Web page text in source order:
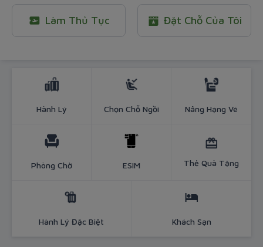
Làm Thủ Tục Đặt Chỗ Của Tôi
Hành Lý Chọn Chỗ Ngồi Nâng Hạng Vé
Phòng Chờ ESIM Thẻ Quà Tặng
Hành Lý Đặc Biệt Khách Sạn